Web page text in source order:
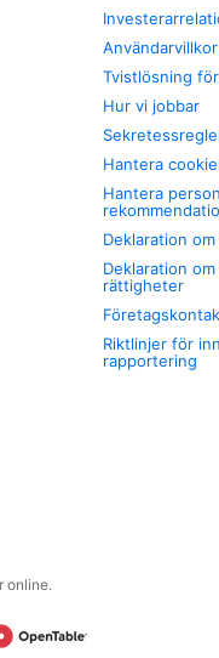
Användarvillkor
Tvistlösning
Hur vi jobbar
Hantera
Hantera
Deklaration
Deklaration
rättigheter
Riktlinjer för
rapportering
online.